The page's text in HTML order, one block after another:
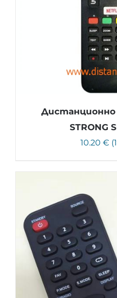
Дистанционно
STRONG
10.20 €